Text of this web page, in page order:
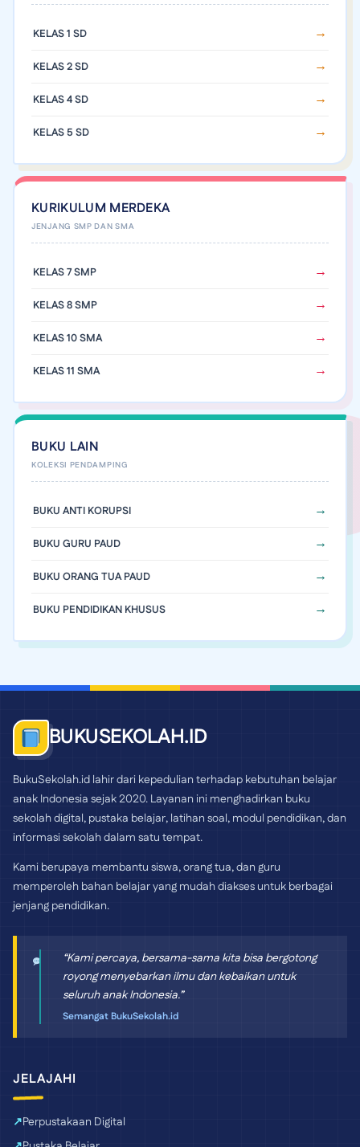
KELAS 1 SD
KELAS 2 SD
KELAS 4 SD
KELAS 5 SD
KURIKULUM MERDEKA
KELAS 7 SMP
KELAS 8 SMP
KELAS 10 SMA
KELAS 11 SMA
BUKU LAIN
BUKU ANTI KORUPSI
BUKU GURU PAUD
BUKU ORANG TUA PAUD
BUKU PENDIDIKAN KHUSUS
BUKUSEKOLAH.ID
BukuSekolah.id lahir dari kepedulian terhadap kebutuhan belajar
anak Indonesia sejak 2020. Layanan ini menghadirkan buku
sekolah digital, pustaka belajar, latihan soal, modul pendidikan, dan
informasi sekolah dalam satu tempat.
Kami berupaya membantu siswa, orang tua, dan guru
memperoleh bahan belajar yang mudah diakses untuk berbagai
jenjang pendidikan.
“Kami percaya, bersama-sama kita bisa bergotong
royong menyebarkan ilmu dan kebaikan untuk
seluruh anak Indonesia.”
Semangat BukuSekolah.id
JELAJAHI
Perpustakaan Digital